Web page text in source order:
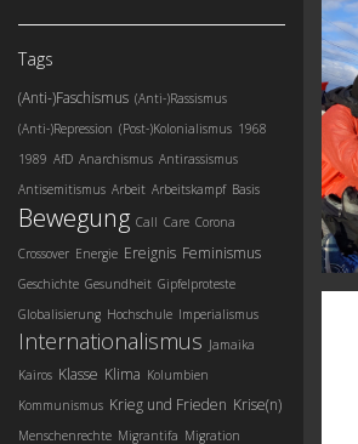
Tags
(Anti-)Faschismus (Anti-)Rassismus
(Anti-)Repression (Post-)Kolonialismus 1968
1989 AfD Anarchismus Antirassismus
Antisemitismus Arbeit Arbeitskampf Basis
Bewegung Call Care Corona
Crossover Energie Ereignis Feminismus
Geschichte Gesundheit Gipfelproteste
Globalisierung Hochschule Imperialismus
Internationalismus Jamaika
Kairos Klasse Klima Kolumbien
Kommunismus Krieg und Frieden Krise(n)
Menschenrechte Migrantifa Migration